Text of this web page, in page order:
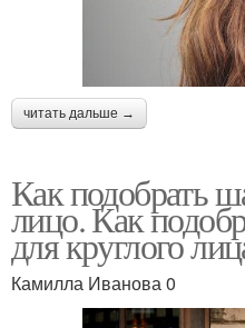
читать дальше →
Как подобрать
лицо. Как
для круглого
Камилла Иванова 0